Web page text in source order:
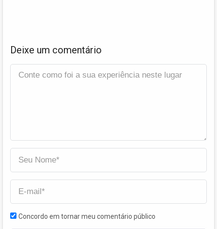
Deixe um comentário
Concordo em tornar meu comentário público